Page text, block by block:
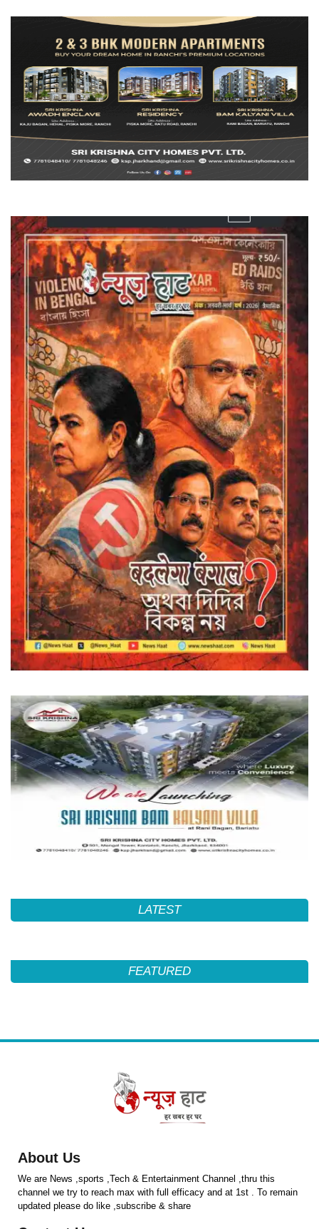
LATEST
FEATURED
About Us
We are News ,sports ,Tech & Entertainment Channel ,thru this
channel we try to reach max with full efficacy and at 1st . To remain
updated please do like ,subscribe & share